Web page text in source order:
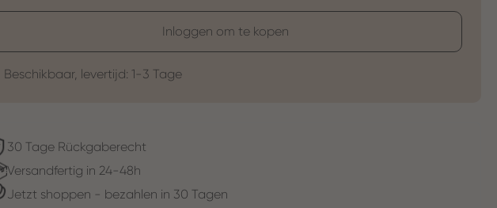
Inloggen om te kopen
Beschikbaar, levertijd: 1-3 Tage
30 Tage Rückgaberecht
Versandfertig in 24-48h
Jetzt shoppen - bezahlen in 30 Tagen